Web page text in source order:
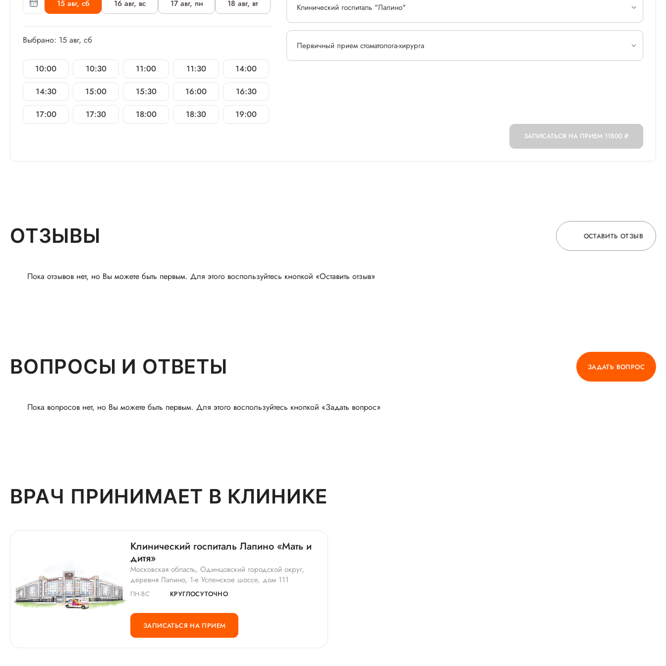
15 авг, сб 16 авг, вс 17 авг, пн 18 авг, вт
Выбрано: 15 авг, сб
10:00 10:30 11:00 11:30
14:00
14:30
15:00 15:30 16:00
16:30
17:00
17:30 18:00 18:30 19:00
Клинический госпиталь "Лапино"
Первичный прием стоматолога-хирурга
ЗАПИСАТЬСЯ НА ПРИЕМ 11800 ₽
ОТЗЫВЫ ОСТАВИТЬ ОТЗЫВ
Пока отзывов нет, но Вы можете быть первым. Для этого воспользуйтесь кнопкой «Оставить отзыв»
ВОПРОСЫ И ОТВЕТЫ ЗАДАТЬ ВОПРОС
Пока вопросов нет, но Вы можете быть первым. Для этого воспользуйтесь кнопкой «Задать вопрос»
ВРАЧ ПРИНИМАЕТ В КЛИНИКЕ
Клинический госпиталь Лапино «Мать и
дитя»
Московская область, Одинцовский городской округ,
деревня Лапино, 1-е Успенское шоссе, дом 111
ПН-ВС КРУГЛОСУТОЧНО
ЗАПИСАТЬСЯ НА ПРИЕМ